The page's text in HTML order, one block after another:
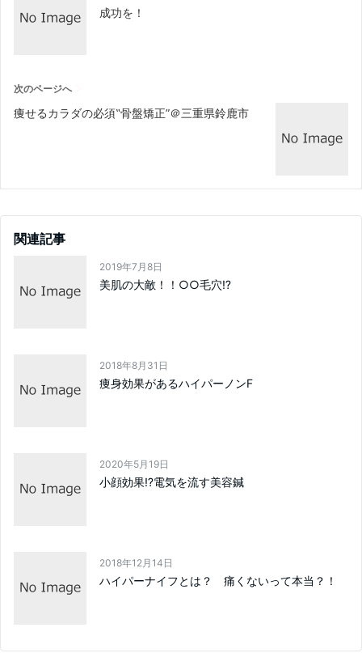
成功を！
次のページへ
痩せるカラダの必須‟骨盤矯正”＠三重県鈴鹿市
関連記事
2019年7月8日
美肌の大敵！！○○毛穴⁉
2018年8月31日
痩身効果があるハイパーノンF
2020年5月19日
小顔効果⁉電気を流す美容鍼
2018年12月14日
ハイパーナイフとは？ 痛くないって本当？！